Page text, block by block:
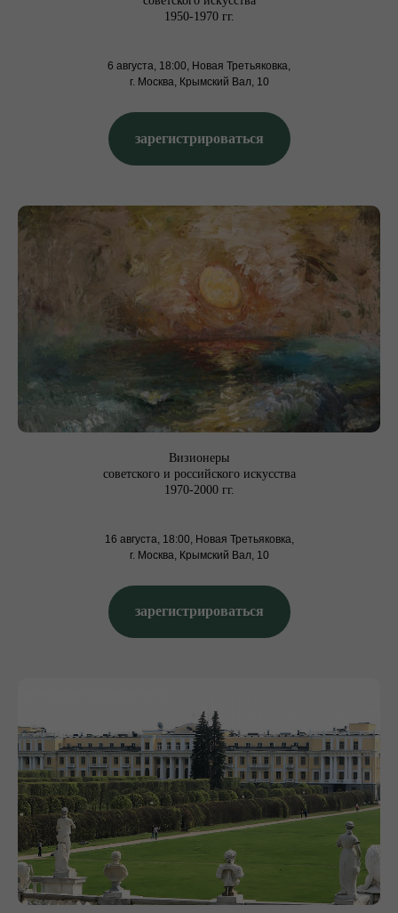
1950-1970 гг.
6 августа, 18:00, Новая Третьяковка,
г. Москва, Крымский Вал, 10
зарегистрироваться
Визионеры
советского и российского искусства
1970-2000 гг.
16 августа, 18:00, Новая Третьяковка,
г. Москва, Крымский Вал, 10
зарегистрироваться